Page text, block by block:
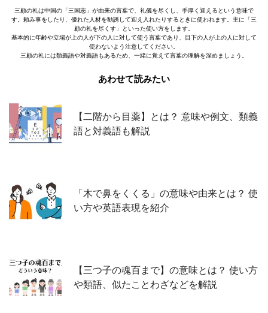
三顧の礼は中国の「三国志」が由来の言葉で、礼儀を尽くし、手厚く迎えるという意味で
す。頼み事をしたり、優れた人材を勧誘して迎え入れたりするときに使われます。主に「三
顧の礼を尽くす」といった使い方をします。
基本的に年齢や立場が上の人が下の人に対して使う言葉であり、目下の人が上の人に対して
使わないよう注意してください。
三顧の礼には類義語や対義語もあるため、一緒に覚えて言葉の理解を深めましょう。
あわせて読みたい
【二階から目薬】とは？ 意味や例文、類義
語と対義語も解説
「木で鼻をくくる」の意味や由来とは？ 使
い方や英語表現を紹介
【三つ子の魂百まで】の意味とは？ 使い方
や類語、似たことわざなどを解説